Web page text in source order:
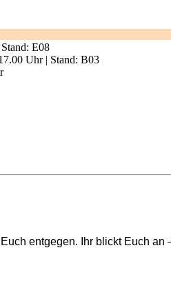
E08
Uhr | Stand: B03
entgegen. Ihr blickt Euch an